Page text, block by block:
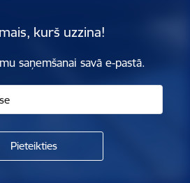
kurš uzzina!
saņemšanai savā e-pastā.